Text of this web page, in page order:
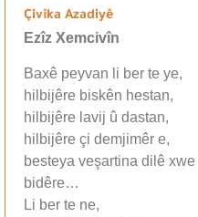
Çivîka Azadiyê
Ezîz Xemcivîn
Baxê peyvan li ber te ye,
hilbijêre biskên hestan,
hilbijêre lavij û dastan,
hilbijêre çi demjimêr e,
besteya veşartina dilê xwe
bidêre…
Li ber te ne,